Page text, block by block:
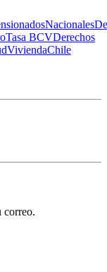
Nacionales
Tasa BCVDerechos
ViviendaChile
correo.